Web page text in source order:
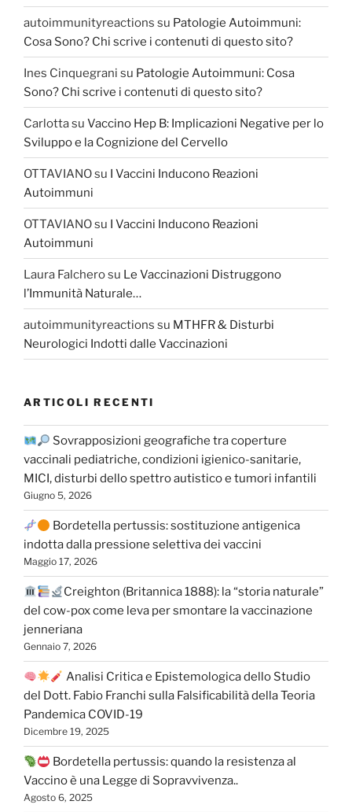
autoimmunityreactions su Patologie Autoimmuni:
Cosa Sono? Chi scrive i contenuti di questo sito?
Ines Cinquegrani su Patologie Autoimmuni: Cosa
Sono? Chi scrive i contenuti di questo sito?
Carlottasu Vaccino Hep B: Implicazioni Negative per lo
Sviluppo e la Cognizione del Cervello
OTTAVIANOsu I Vaccini Inducono Reazioni
Autoimmuni
OTTAVIANOsu I Vaccini Inducono Reazioni
Autoimmuni
Laura Falcherosu Le Vaccinazioni Distruggono
l’Immunità Naturale…
autoimmunityreactions su MTHFR & Disturbi
Neurologici Indotti dalle Vaccinazioni
ARTICOLI RECENTI
Sovrapposizioni geografiche tra coperture
vaccinali pediatriche, condizioni igienico-sanitarie,
MICI, disturbi dello spettro autistico e tumori infantili
Giugno 5, 2026
Bordetella pertussis: sostituzione antigenica
indotta dalla pressione selettiva dei vaccini
Maggio 17, 2026
Creighton (Britannica 1888): la “storia naturale”
del cow-pox come leva per smontare la vaccinazione
jenneriana
Gennaio 7, 2026
Analisi Critica e Epistemologica dello Studio
del Dott. Fabio Franchi sulla Falsificabilità della Teoria
Pandemica COVID-19
Dicembre 19, 2025
Bordetella pertussis: quando la resistenza al
Vaccino è una Legge di Sopravvivenza..
Agosto 6, 2025